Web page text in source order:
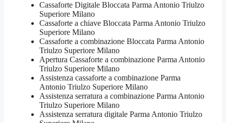
Cassaforte Digitale Bloccata Parma Antonio Triulzo
Superiore Milano
Cassaforte a chiave Bloccata Parma Antonio Triulzo
Superiore Milano
Cassaforte a combinazione Bloccata Parma Antonio
Triulzo Superiore Milano
​Apertura Cassaforte a combinazione Parma Antonio
Triulzo Superiore Milano
Assistenza cassaforte a combinazione Parma
Antonio Triulzo Superiore Milano
​Assistenza serratura​ ​a combinazione Parma Antonio
Triulzo Superiore Milano
Assistenza serratura ​digitale Parma Antonio Triulzo